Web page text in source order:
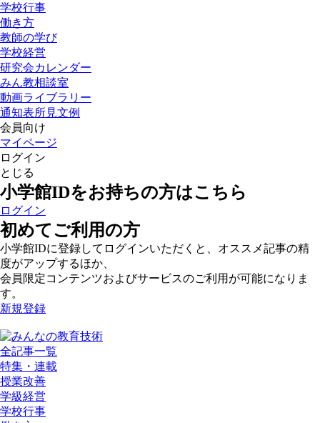
学校行事
働き方
教師の学び
学校経営
研究会カレンダー
みん教相談室
動画ライブラリー
通知表所見文例
会員向け
マイページ
ログイン
とじる
小学館IDをお持ちの方はこちら
ログイン
初めてご利用の方
小学館IDに登録してログインいただくと、オススメ記事の精
度がアップするほか、
会員限定コンテンツおよびサービスのご利用が可能になりま
す。
新規登録
全記事一覧
特集・連載
授業改善
学級経営
学校行事